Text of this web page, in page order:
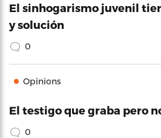
El sinhogarismo juvenil
y solución
0
Opinions
El testigo que graba pero
0